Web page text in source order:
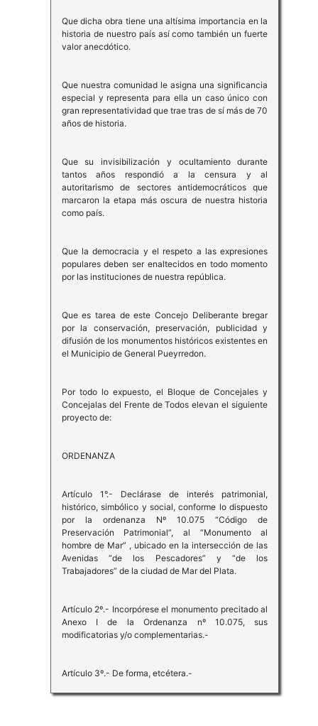
Que dicha obra tiene una altísima importancia en la
historia de nuestro país así como también un fuerte
valor anecdótico.
Que nuestra comunidad le asigna una significancia
especial y representa para ella un caso único con
gran representatividad que trae tras de sí más de 70
años de historia.
Que su invisibilización y ocultamiento durante
tantos años respondió a la censura y al
autoritarismo de sectores antidemocráticos que
marcaron la etapa más oscura de nuestra historia
como país.
Que la democracia y el respeto a las expresiones
populares deben ser enaltecidos en todo momento
por las instituciones de nuestra república.
Que es tarea de este Concejo Deliberante bregar
por la conservación, preservación, publicidad y
difusión de los monumentos históricos existentes en
el Municipio de General Pueyrredon.
Por todo lo expuesto, el Bloque de Concejales y
Concejalas del Frente de Todos elevan el siguiente
proyecto de:
ORDENANZA
Artículo 1°.- Declárase de interés patrimonial,
histórico, simbólico y social, conforme lo dispuesto
por la ordenanza Nº 10.075 “Código de
Preservación Patrimonial”, al “Monumento al
hombre de Mar” , ubicado en la intersección de las
Avenidas “de los Pescadores” y “de los
Trabajadores” de la ciudad de Mar del Plata.
Artículo 2º.- Incorpórese el monumento precitado al
Anexo I de la Ordenanza nº 10.075, sus
modificatorias y/o complementarias.-
Artículo 3º.- De forma, etcétera.-